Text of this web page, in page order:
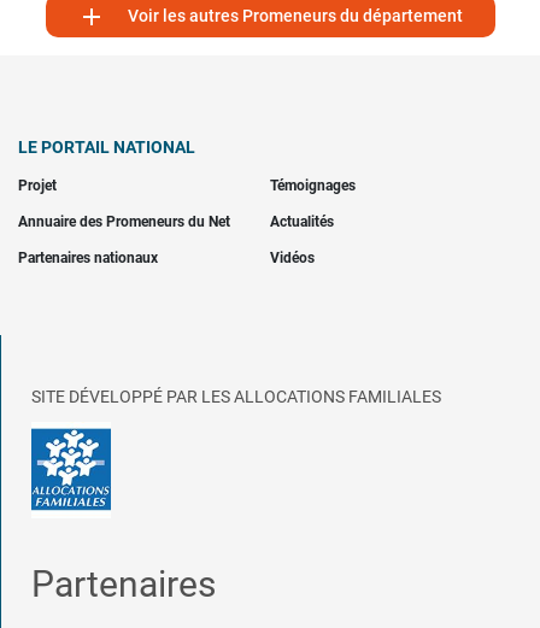
 Voir les autres Promeneurs du département
LE PORTAIL NATIONAL
Projet Témoignages
Annuaire des Promeneurs du Net Actualités
Partenaires nationaux Vidéos
SITE DÉVELOPPÉ PAR LES ALLOCATIONS FAMILIALES
Partenaires